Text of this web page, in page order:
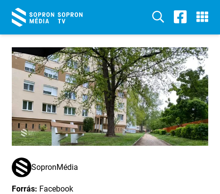
SopronMédia
Forrás: Facebook